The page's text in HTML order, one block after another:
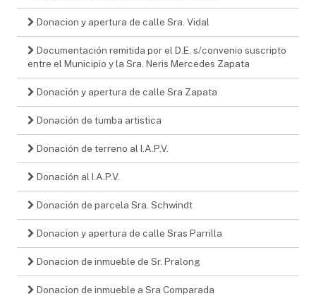
Donacion y apertura de calle Sra. Vidal
Documentación remitida por el D.E. s/convenio suscripto
entre el Municipio y la Sra. Neris Mercedes Zapata
Donación y apertura de calle Sra Zapata
Donación de tumba artistica
Donación de terreno al I.A.P.V.
Donación al I.A.P.V.
Donación de parcela Sra. Schwindt
Donacion y apertura de calle Sras Parrilla
Donacion de inmueble de Sr. Pralong
Donacion de inmueble a Sra Comparada